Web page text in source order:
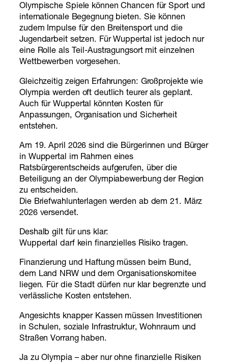
Olympische Spiele können Chancen für Sport und
internationale Begegnung bieten. Sie können
zudem Impulse für den Breitensport und die
Jugendarbeit setzen. Für Wuppertal ist jedoch nur
eine Rolle als Teil-Austragungsort mit einzelnen
Wettbewerben vorgesehen.
Gleichzeitig zeigen Erfahrungen: Großprojekte wie
Olympia werden oft deutlich teurer als geplant.
Auch für Wuppertal könnten Kosten für
Anpassungen, Organisation und Sicherheit
entstehen.
Am 19. April 2026 sind die Bürgerinnen und Bürger
in Wuppertal im Rahmen eines
Ratsbürgerentscheids aufgerufen, über die
Beteiligung an der Olympiabewerbung der Region
zu entscheiden.
Die Briefwahlunterlagen werden ab dem 21. März
2026 versendet.
Deshalb gilt für uns klar:
Wuppertal darf kein finanzielles Risiko tragen.
Finanzierung und Haftung müssen beim Bund,
dem Land NRW und dem Organisationskomitee
liegen. Für die Stadt dürfen nur klar begrenzte und
verlässliche Kosten entstehen.
Angesichts knapper Kassen müssen Investitionen
in Schulen, soziale Infrastruktur, Wohnraum und
Straßen Vorrang haben.
Ja zu Olympia – aber nur ohne finanzielle Risiken